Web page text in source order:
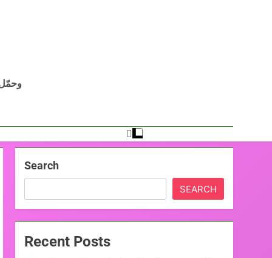
Search
SEARCH
Recent Posts